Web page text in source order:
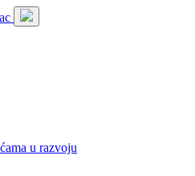
u razvoju